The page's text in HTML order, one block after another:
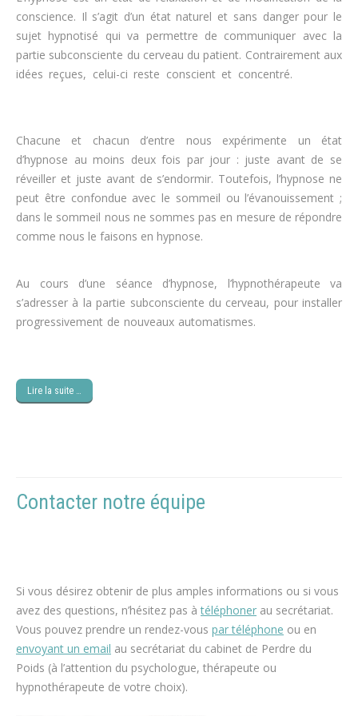
conscience. Il s’agit d’un état naturel et sans danger pour le
sujet hypnotisé qui va permettre de communiquer avec la
partie subconsciente du cerveau du patient. Contrairement aux
idées reçues, celui-ci reste conscient et concentré.
Chacune et chacun d’entre nous expérimente un état
d’hypnose au moins deux fois par jour : juste avant de se
réveiller et juste avant de s’endormir. Toutefois, l’hypnose ne
peut être confondue avec le sommeil ou l’évanouissement ;
dans le sommeil nous ne sommes pas en mesure de répondre
comme nous le faisons en hypnose.
Au cours d’une séance d’hypnose, l’hypnothérapeute va
s’adresser à la partie subconsciente du cerveau, pour installer
progressivement de nouveaux automatismes.
Lire la suite …
Contacter notre équipe
Si vous désirez obtenir de plus amples informations ou si vous
avez des questions, n’hésitez pas àtéléphoner au secrétariat.
Vous pouvez prendre un rendez-vous par téléphone ou en
envoyant un email au secrétariat du cabinet de Perdre du
Poids (à l’attention du psychologue, thérapeute ou
hypnothérapeute de votre choix).